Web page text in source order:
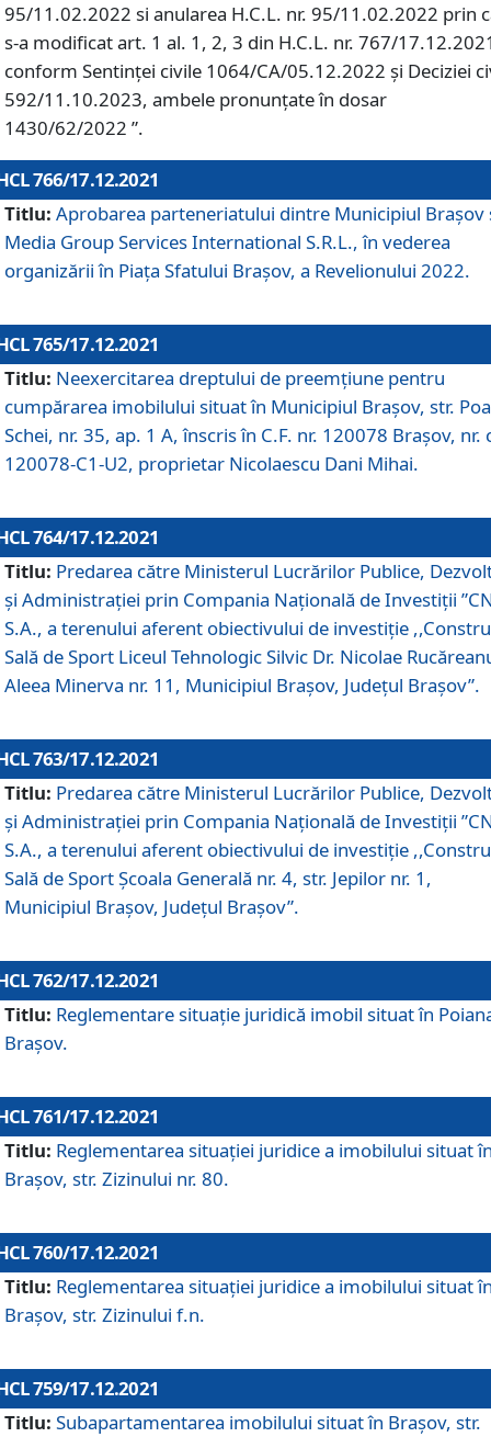
95/11.02.2022 si anularea H.C.L. nr. 95/11.02.2022 prin
s-a modificat art. 1 al. 1, 2, 3 din H.C.L. nr. 767/
conform Sentinței civile 1064/CA/05.12.2022 și Deciziei
592/11.10.2023, ambele pronunțate în dosar
1430/62/2022 ”.
766/17.12.2021
Titlu: Aprobarea parteneriatului dintre Municipiul Brașov
Media Group Services International S.R.L., în vederea
organizării în Piața Sfatului Brașov, a Revelionului 2022.
765/17.12.2021
Titlu: Neexercitarea dreptului de preemţiune pentru
cumpărarea imobilului situat în Municipiul Braşov, str.
Schei, nr. 35, ap. 1 A, înscris în C.F. nr. 120078 Brașov, nr.
120078-C1-U2, proprietar Nicolaescu Dani Mihai.
764/17.12.2021
Titlu: Predarea către Ministerul Lucrărilor Publice,
și Administrației prin Compania Naţională de Investiţii
S.A., a terenului aferent obiectivului de investiţie
Sală de Sport Liceul Tehnologic Silvic Dr. Nicolae
Aleea Minerva nr. 11, Municipiul Brașov, Județul Brașov”.
763/17.12.2021
Titlu: Predarea către Ministerul Lucrărilor Publice,
și Administrației prin Compania Naţională de Investiţii
S.A., a terenului aferent obiectivului de investiție
Sală de Sport Școala Generală nr. 4, str. Jepilor nr. 1,
Municipiul Brașov, Județul Brașov”.
762/17.12.2021
Titlu: Reglementare situație juridică imobil situat în
Brașov.
761/17.12.2021
Titlu: Reglementarea situației juridice a imobilului situat
Brașov, str. Zizinului nr. 80.
760/17.12.2021
Titlu: Reglementarea situației juridice a imobilului situat
Brașov, str. Zizinului f.n.
759/17.12.2021
Titlu: Subapartamentarea imobilului situat în Brașov, str.